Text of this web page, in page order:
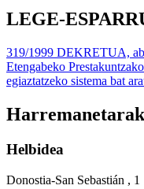
LEGE-
319/1999 DEKRETUA,
Etengabeko
egiaztatzeko sistema bat
Helbidea
Donostia-San Sebastián , 1